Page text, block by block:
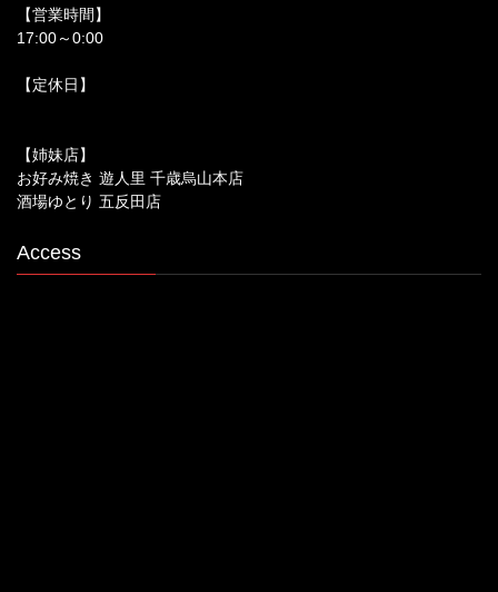
【営業時間】
17:00～0:00
【定休日】
【姉妹店】
お好み焼き 遊人里 千歳烏山本店
酒場ゆとり 五反田店
Access